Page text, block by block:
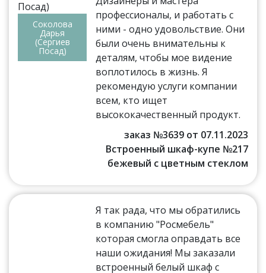
Соколова
Дарья
(Сергиев
Посад)
профессионалы, и работать с
ними - одно удовольствие. Они
были очень внимательны к
деталям, чтобы мое видение
воплотилось в жизнь. Я
рекомендую услуги компании
всем, кто ищет
высококачественный продукт.
заказ №3639 от 07.11.2023
Встроенный шкаф-купе №217
бежевый с цветным стеклом
Я так рада, что мы обратились
в компанию "Росмебель"
которая смогла оправдать все
наши ожидания! Мы заказали
встроенный белый шкаф с